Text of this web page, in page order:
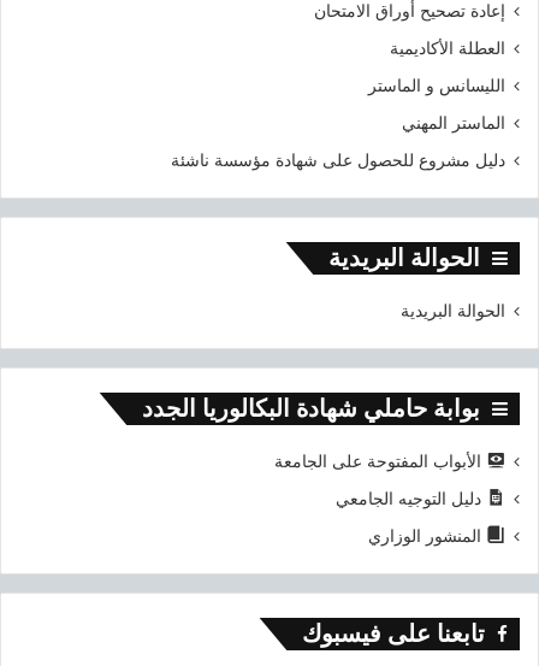
إعادة تصحيح أوراق الامتحان
العطلة الأكاديمية
الليسانس و الماستر
الماستر المهني
دليل مشروع للحصول على شهادة مؤسسة ناشئة
الحوالة البريدية
الحوالة البريدية
بوابة حاملي شهادة البكالوريا الجدد
الأبواب المفتوحة على الجامعة
دليل التوجيه الجامعي
المنشور الوزاري
تابعنا على فيسبوك